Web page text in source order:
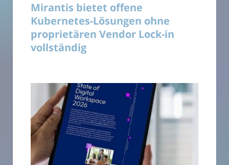
Mirantis bietet offene
Kubernetes-Lösungen ohne
proprietären Vendor Lock-in
vollständig